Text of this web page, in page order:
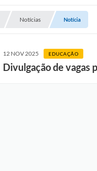
Notícias Notícia
12 NOV 2025 EDUCAÇÃO
Divulgação de vagas